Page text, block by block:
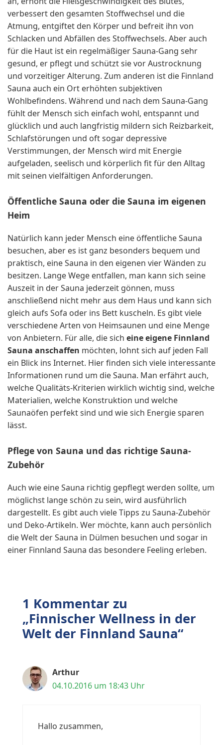
verbessert den gesamten Stoffwechsel und die
Atmung, entgiftet den Körper und befreit ihn von
Schlacken und Abfällen des Stoffwechsels. Aber auch
für die Haut ist ein regelmäßiger Sauna-Gang sehr
gesund, er pflegt und schützt sie vor Austrocknung
und vorzeitiger Alterung. Zum anderen ist die Finnland
Sauna auch ein Ort erhöhten subjektiven
Wohlbefindens. Während und nach dem Sauna-Gang
fühlt der Mensch sich einfach wohl, entspannt und
glücklich und auch langfristig mildern sich Reizbarkeit,
Schlafstörungen und oft sogar depressive
Verstimmungen, der Mensch wird mit Energie
aufgeladen, seelisch und körperlich fit für den Alltag
mit seinen vielfältigen Anforderungen.
Öffentliche Sauna oder die Sauna im eigenen
Heim
Natürlich kann jeder Mensch eine öffentliche Sauna
besuchen, aber es ist ganz besonders bequem und
praktisch, eine Sauna in den eigenen vier Wänden zu
besitzen. Lange Wege entfallen, man kann sich seine
Auszeit in der Sauna jederzeit gönnen, muss
anschließend nicht mehr aus dem Haus und kann sich
gleich aufs Sofa oder ins Bett kuscheln. Es gibt viele
verschiedene Arten von Heimsaunen und eine Menge
von Anbietern. Für alle, die sich eine eigene Finnland
Sauna anschaffen möchten, lohnt sich auf jeden Fall
ein Blick ins Internet. Hier finden sich viele interessante
Informationen rund um die Sauna. Man erfährt auch,
welche Qualitäts-Kriterien wirklich wichtig sind, welche
Materialien, welche Konstruktion und welche
Saunaöfen perfekt sind und wie sich Energie sparen
lässt.
Pflege von Sauna und das richtige Sauna-
Zubehör
Auch wie eine Sauna richtig gepflegt werden sollte, um
möglichst lange schön zu sein, wird ausführlich
dargestellt. Es gibt auch viele Tipps zu Sauna-Zubehör
und Deko-Artikeln. Wer möchte, kann auch persönlich
die Welt der Sauna in Dülmen besuchen und sogar in
einer Finnland Sauna das besondere Feeling erleben.
1 Kommentar zu
„Finnischer Wellness in der
Welt der Finnland Sauna“
Arthur
04.10.2016 um 18:43 Uhr
Hallo zusammen,